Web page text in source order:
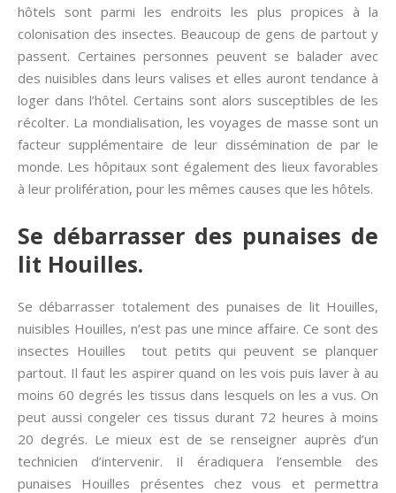
hôtels sont parmi les endroits les plus propices à la
colonisation des insectes. Beaucoup de gens de partout y
passent. Certaines personnes peuvent se balader avec
des nuisibles dans leurs valises et elles auront tendance à
loger dans l’hôtel. Certains sont alors susceptibles de les
récolter. La mondialisation, les voyages de masse sont un
facteur supplémentaire de leur dissémination de par le
monde. Les hôpitaux sont également des lieux favorables
à leur prolifération, pour les mêmes causes que les hôtels.
Se débarrasser des punaises de
lit Houilles.
Se débarrasser totalement des punaises de lit Houilles,
nuisibles Houilles, n’est pas une mince affaire. Ce sont des
insectes Houilles tout petits qui peuvent se planquer
partout. Il faut les aspirer quand on les vois puis laver à au
moins 60 degrés les tissus dans lesquels on les a vus. On
peut aussi congeler ces tissus durant 72 heures à moins
20 degrés. Le mieux est de se renseigner auprès d’un
technicien d’intervenir. Il éradiquera l’ensemble des
punaises Houilles présentes chez vous et permettra